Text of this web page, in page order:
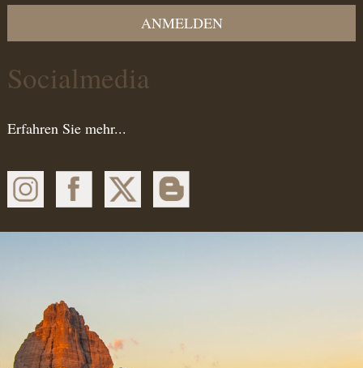
ANMELDEN
Socialmedia
Erfahren Sie mehr...